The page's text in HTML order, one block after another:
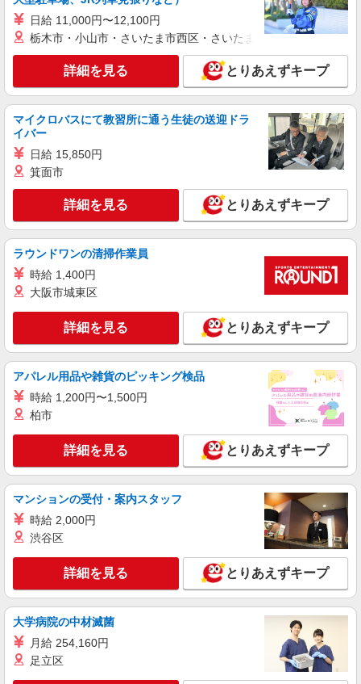
派遣社員
戦力エージェント株式会社
スロット台の部品取り付け作業、動作確認。
【時給】 1,500円〜1,875円 ＋ 交通費支給
【月収例】 時給1,500円×8時間00分×21日勤務 ＝
252,000円+交通費 ※繁忙期のため残業も見込めま
す！ 詳細は担当にお尋ねください。
埼玉県北足立郡伊奈町
詳細を見る
職業紹介
医療機器の製造スタッフ
月給245,000円〜280,000円（経験・能力によ
キープ 詳細を見る
日給 11,000円〜12,100円
栃木市・小山市・さいたま市西区・さいたま市岩槻区・久喜市・
詳細を見る とりあえずキープ
マイクロバスにて教習所に通う生徒の送迎ドラ
イバー
日給 15,850円
箕面市
詳細を見る とりあえずキープ
ラウンドワンの清掃作業員
時給 1,400円
大阪市城東区
詳細を見る とりあえずキープ
アパレル用品や雑貨のピッキング検品
時給 1,200円〜1,500円
柏市
詳細を見る とりあえずキープ
マンションの受付・案内スタッフ
時給 2,000円
渋谷区
詳細を見る とりあえずキープ
大学病院の中材滅菌
月給 254,160円
足立区